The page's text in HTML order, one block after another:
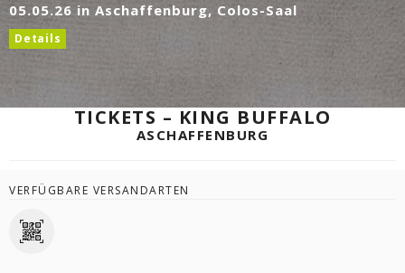
05.05.26 in Aschaffenburg, Colos-Saal
Details
TICKETS – KING BUFFALO
ASCHAFFENBURG
VERFÜGBARE VERSANDARTEN